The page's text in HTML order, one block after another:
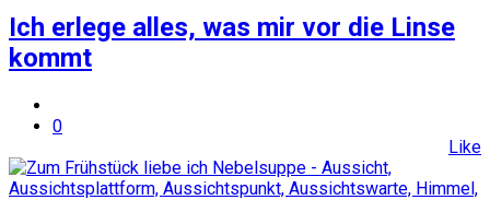
Ich erlege alles, was mir vor die Linse
kommt
0
Like